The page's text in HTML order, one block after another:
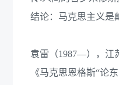
结论：马克思主义是
袁雷（1987—），江
《马克思恩格斯“论